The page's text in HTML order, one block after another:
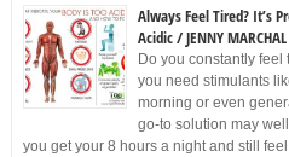
Always Feel Tired? It’s
Acidic / JENNY MARCHAL
Do you constantly
you need stimulants
morning or even
go-to solution may
you get your 8 hours a night and still